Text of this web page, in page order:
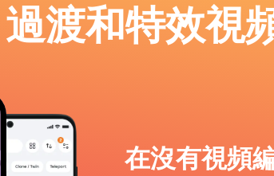
渡和特效視
在沒有視頻